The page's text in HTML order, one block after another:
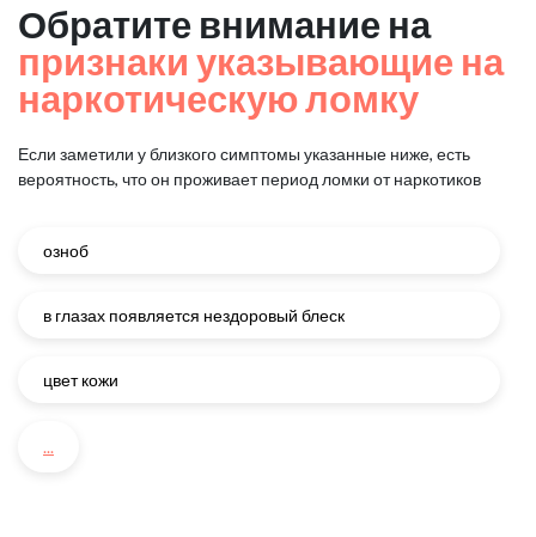
Обратите внимание на
признаки указывающие на
наркотическую ломку
Если заметили у близкого симптомы указанные ниже, есть
вероятность, что он проживает период ломки от наркотиков
озноб
в глазах появляется нездоровый блеск
цвет кожи
...